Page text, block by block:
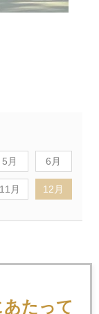
5月 6月
11月 12月
たって